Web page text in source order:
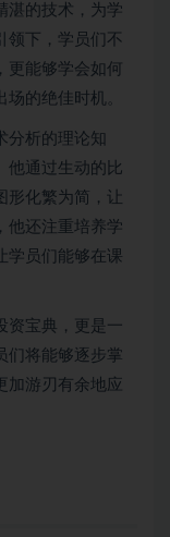
湛的技术，为学
领下，学员们不
能够学会如何
的绝佳时机。
分析的理论知
他通过生动的比
化繁为简，让
他还注重培养学
学员们能够在课
资宝典，更是一
们将能够逐步掌
加游刃有余地应